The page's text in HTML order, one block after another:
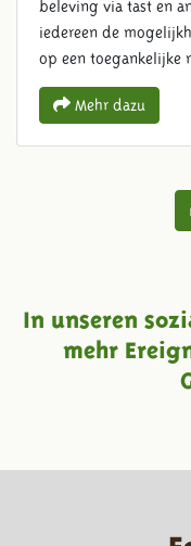
beleving via tast en
iedereen de
op een toegankelijke
Mehr dazu
1
In unseren
mehr